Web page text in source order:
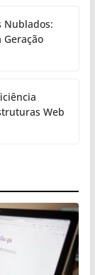
Nublados:
Geração
Web